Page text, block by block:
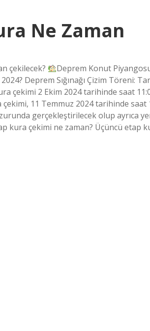
Ne Zaman
çekilecek?
Deprem Konut
Deprem Sığınağı Çizim Töreni:
çekimi 2 Ekim 2024 tarihinde saat
11 Temmuz 2024 tarihinde saat
gerçekleştirilecek olup ayrıca
kura çekimi ne zaman? Üçüncü etap